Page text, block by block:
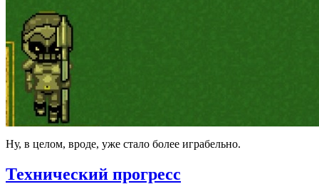
Ну, в целом, вроде, уже стало более играбельно.
Технический прогресс